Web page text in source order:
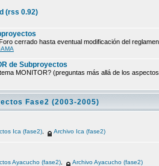
(rss 0.92)
cerrado hasta eventual modificación del
de Subproyectos
MONITOR? (preguntas más allá de los
Fase2 (2003-2005)
Ica (fase2) Archivo Ica (fase2)
Ayacucho (fase2) Archivo Ayacucho (fase2)